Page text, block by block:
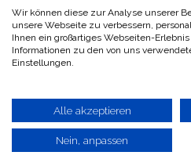
Impressum|
Copyright © Worpsweder
Cookie-
Wir können diese zur Analyse unserer
unsere Webseite zu verbessern,
Ihnen ein großartiges Webseiten-
Informationen zu den von uns
Einstellungen.
Alle akzeptieren
Nein, anpassen